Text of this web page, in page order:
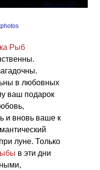
Рыб
в любовных
ваш подарок
и вновь ваше к
луне. Только
в эти дни